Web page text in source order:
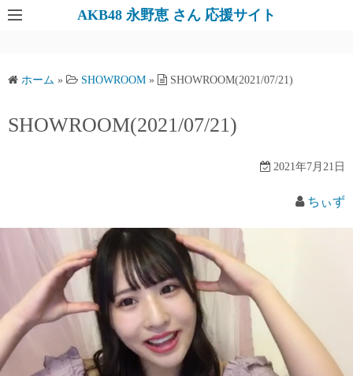
AKB48 永野恵 さん 応援サイト
ホーム » SHOWROOM » SHOWROOM(2021/07/21)
SHOWROOM(2021/07/21)
2021年7月21日
ちぃず